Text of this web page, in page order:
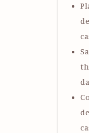
de
de